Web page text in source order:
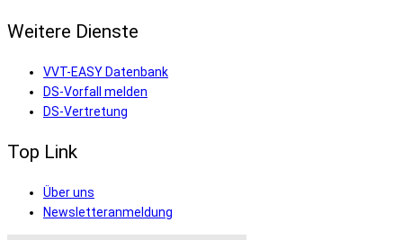
Weitere Dienste
VVT-EASY Datenbank
DS-Vorfall melden
DS-Vertretung
Top Link
Über uns
Newsletteranmeldung